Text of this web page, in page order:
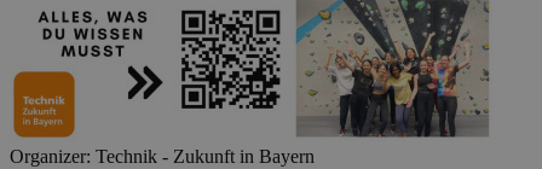
Organizer: Technik - Zukunft in Bayern